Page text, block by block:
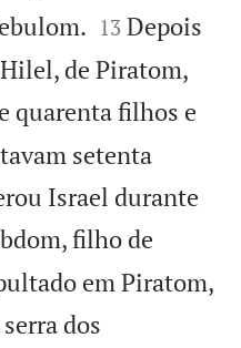


13 Depois
de Piratom,
quarenta filhos e
setenta
Israel durante
filho de
em Piratom,
dos